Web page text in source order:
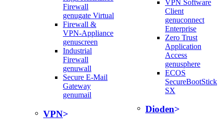
Firewall
genugate Virtual
Firewall &
VPN-Appliance
genuscreen
Industrial
Firewall
genuwall
Secure E-Mail
Gateway
genumail
VPN
VPN Software
Client
genuconnect
Enterprise
Zero Trust
Application
Access
genusphere
ECOS
SecureBootStick
SX
Dioden